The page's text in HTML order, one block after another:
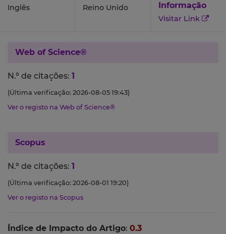
Inglês Reino Unido
Informação
Visitar Link
Web of Science®
N.º de citações: 1
(Última verificação: 2026-08-05 19:43)
Ver o registo na Web of Science®
Scopus
N.º de citações: 1
(Última verificação: 2026-08-01 19:20)
Ver o registo na Scopus
Índice de Impacto do Artigo: 0.3